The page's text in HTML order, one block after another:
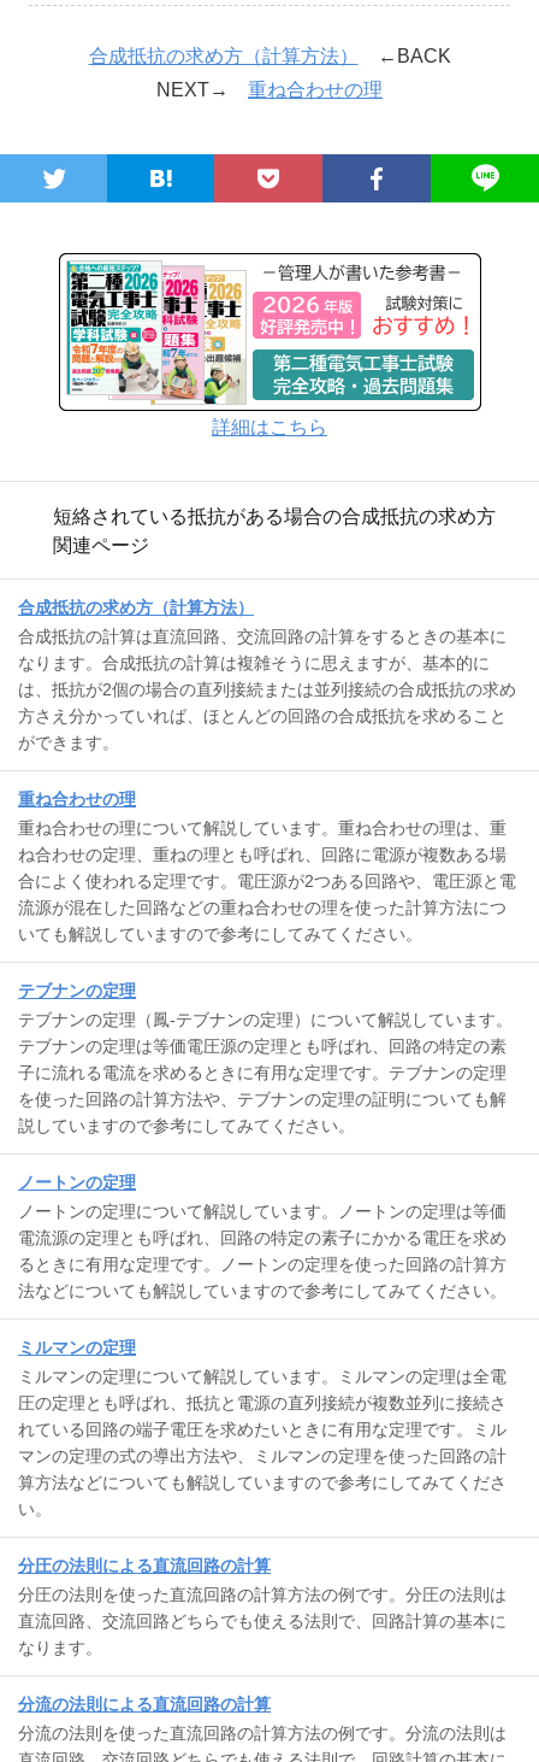
合成抵抗の求め方（計算方法）
←BACK
NEXT→ 重ね合わせの理
詳細はこちら
短絡されている抵抗がある場合の合成抵抗の求め方
関連ページ
合成抵抗の求め方（計算方法）
合成抵抗の計算は直流回路、交流回路の計算をするときの基本に
なります。合成抵抗の計算は複雑そうに思えますが、基本的に
は、抵抗が2個の場合の直列接続または並列接続の合成抵抗の求め
方さえ分かっていれば、ほとんどの回路の合成抵抗を求めること
ができます。
重ね合わせの理
重ね合わせの理について解説しています。重ね合わせの理は、重
ね合わせの定理、重ねの理とも呼ばれ、回路に電源が複数ある場
合によく使われる定理です。電圧源が2つある回路や、電圧源と電
流源が混在した回路などの重ね合わせの理を使った計算方法につ
いても解説していますので参考にしてみてください。
テブナンの定理
テブナンの定理（鳳-テブナンの定理）について解説しています。
テブナンの定理は等価電圧源の定理とも呼ばれ、回路の特定の素
子に流れる電流を求めるときに有用な定理です。テブナンの定理
を使った回路の計算方法や、テブナンの定理の証明についても解
説していますので参考にしてみてください。
ノートンの定理
ノートンの定理について解説しています。ノートンの定理は等価
電流源の定理とも呼ばれ、回路の特定の素子にかかる電圧を求め
るときに有用な定理です。ノートンの定理を使った回路の計算方
法などについても解説していますので参考にしてみてください。
ミルマンの定理
ミルマンの定理について解説しています。ミルマンの定理は全電
圧の定理とも呼ばれ、抵抗と電源の直列接続が複数並列に接続さ
れている回路の端子電圧を求めたいときに有用な定理です。ミル
マンの定理の式の導出方法や、ミルマンの定理を使った回路の計
算方法などについても解説していますので参考にしてみてくださ
い。
分圧の法則による直流回路の計算
分圧の法則を使った直流回路の計算方法の例です。分圧の法則は
直流回路、交流回路どちらでも使える法則で、回路計算の基本に
なります。
分流の法則による直流回路の計算
分流の法則を使った直流回路の計算方法の例です。分流の法則は